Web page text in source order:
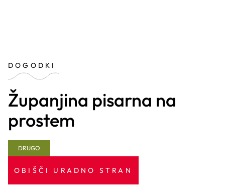
DOGODKI
Županjina pisarna na
prostem
DRUGO
OBIŠČI URADNO STRAN